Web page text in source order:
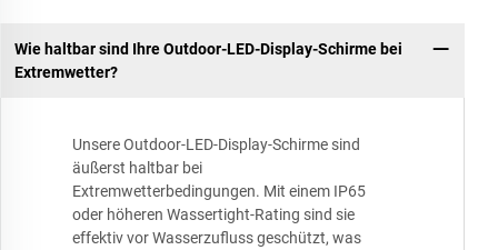
Wie haltbar sind Ihre Outdoor-LED-Display-Schirme bei
Extremwetter?
Unsere Outdoor-LED-Display-Schirme sind
äußerst haltbar bei
Extremwetterbedingungen. Mit einem IP65
oder höheren Wassertight-Rating sind sie
effektiv vor Wasserzufluss geschützt, was